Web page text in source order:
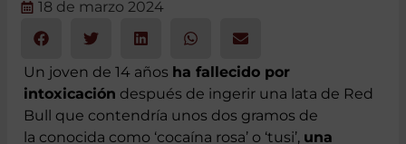
18 de marzo 2024
Un joven de 14 añosha fallecido por
intoxicacióndespués de ingerir una lata de Red
Bull que contendría unos dos gramos de